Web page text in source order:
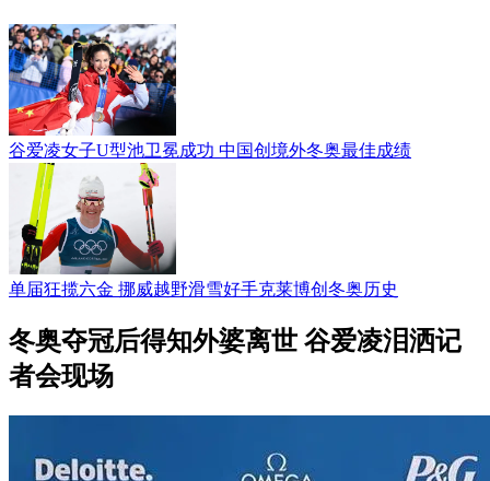
谷爱凌女子U型池卫冕成功 中国创境外冬奥最佳成绩
单届狂揽六金 挪威越野滑雪好手克莱博创冬奥历史
冬奥夺冠后得知外婆离世 谷爱凌泪洒记
者会现场